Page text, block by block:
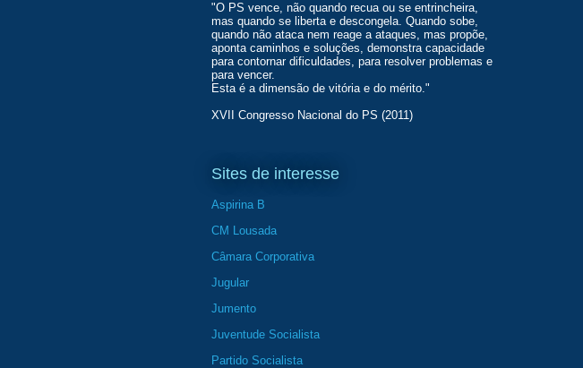
"O PS vence, não quando recua ou se entrincheira,
mas quando se liberta e descongela. Quando sobe,
quando não ataca nem reage a ataques, mas propõe,
aponta caminhos e soluções, demonstra capacidade
para contornar dificuldades, para resolver problemas e
para vencer.
Esta é a dimensão de vitória e do mérito."
XVII Congresso Nacional do PS (2011)
Sites de interesse
Aspirina B
CM Lousada
Câmara Corporativa
Jugular
Jumento
Juventude Socialista
Partido Socialista